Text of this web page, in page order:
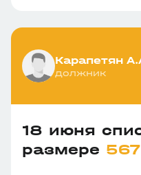
Карапетян
должник
18 июня
размере